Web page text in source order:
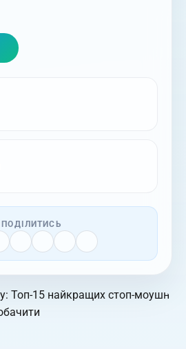
ПОДІЛИТИСЬ